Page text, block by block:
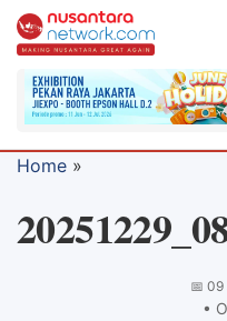
Home »
📅 09
•